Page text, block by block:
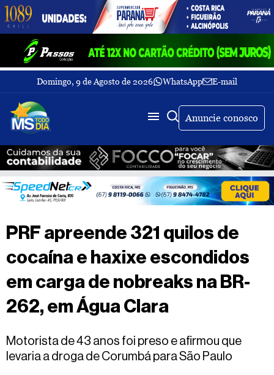
Domingo, 9 de Agosto de 2026 WhatsApp E-mail
Fechar Menu
Últimas
notícias
Galeria
de
fotos
Sobre
Nós
TV
MS
dia
Fale
Anuncie conosco
Buscar
PRF apreende 321 quilos de
cocaína e haxixe escondidos
em carga de nobreaks na BR-
262, em Água Clara
Motorista de 43 anos foi preso e afirmou que
levaria a droga de Corumbá para São Paulo